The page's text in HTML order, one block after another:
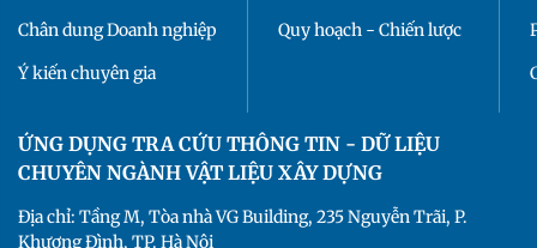
Chân dung Doanh nghiệp
Ý kiến chuyên gia
Quy hoạch - Chiến lược
ỨNG DỤNG TRA CỨU THÔNG TIN - DỮ LIỆU
CHUYÊN NGÀNH VẬT LIỆU XÂY DỰNG
Địa chỉ: Tầng M, Tòa nhà VG Building, 235 Nguyễn Trãi, P.
Khương Đình, TP. Hà Nội